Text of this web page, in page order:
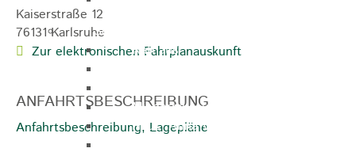
Sehenswürdigkeiten
Rathaus
Miedermuseum
Haus "Anna Vetter"
Kaiserstraße 12
76131 Karlsruhe
Zur elektronischen Fahrplanauskunft
ANFAHRTSBESCHREIBUNG
Anfahrtsbeschreibung, Lagepläne